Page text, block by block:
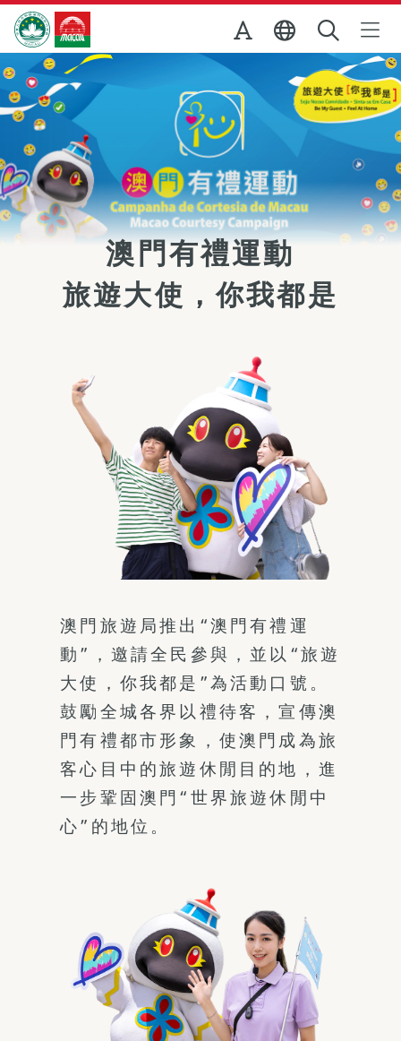
跳至主内容
澳門特別行政區政府旅遊局
澳門有禮運動
旅遊大使，你我都是
澳門旅遊局推出“澳門有禮運
動”，邀請全民參與，並以“旅遊
大使，你我都是”為活動口號。
鼓勵全城各界以禮待客，宣傳澳
門有禮都市形象，使澳門成為旅
客心目中的旅遊休閒目的地，進
一步鞏固澳門“世界旅遊休閒中
心”的地位。